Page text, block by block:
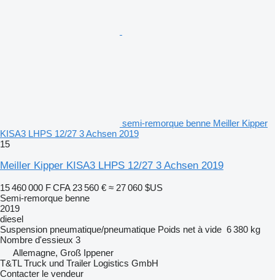
semi-remorque benne Meiller Kipper
KISA3 LHPS 12/27 3 Achsen 2019
15
Meiller Kipper KISA3 LHPS 12/27 3 Achsen 2019
15 460 000 F CFA 23 560 € ≈ 27 060 $US
Semi-remorque benne
2019
diesel
Suspension pneumatique/pneumatique Poids net à vide 6 380 kg
Nombre d'essieux 3
Allemagne, Groß Ippener
T&TL Truck und Trailer Logistics GmbH
Contacter le vendeur